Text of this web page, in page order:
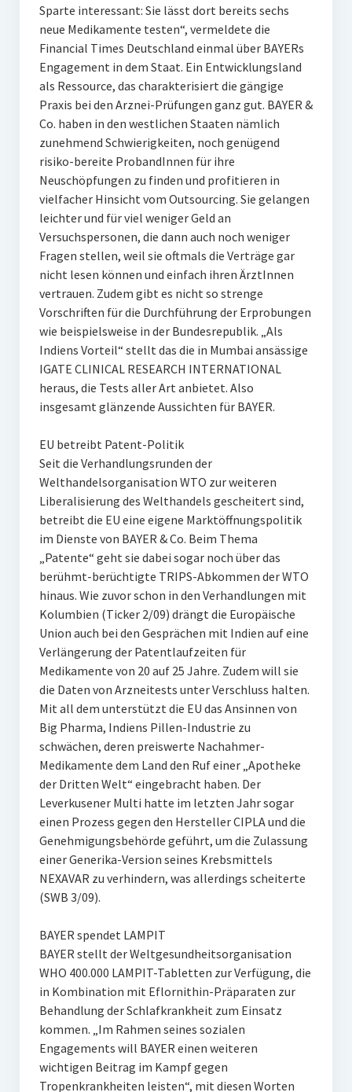
Sparte interessant: Sie lässt dort bereits sechs
neue Medikamente testen“, vermeldete die
Financial Times Deutschland einmal über BAYERs
Engagement in dem Staat. Ein Entwicklungsland
als Ressource, das charakterisiert die gängige
Praxis bei den Arznei-Prüfungen ganz gut. BAYER &
Co. haben in den westlichen Staaten nämlich
zunehmend Schwierigkeiten, noch genügend
risiko-bereite ProbandInnen für ihre
Neuschöpfungen zu finden und profitieren in
vielfacher Hinsicht vom Outsourcing. Sie gelangen
leichter und für viel weniger Geld an
Versuchspersonen, die dann auch noch weniger
Fragen stellen, weil sie oftmals die Verträge gar
nicht lesen können und einfach ihren ÄrztInnen
vertrauen. Zudem gibt es nicht so strenge
Vorschriften für die Durchführung der Erprobungen
wie beispielsweise in der Bundesrepublik. „Als
Indiens Vorteil“ stellt das die in Mumbai ansässige
IGATE CLINICAL RESEARCH INTERNATIONAL
heraus, die Tests aller Art anbietet. Also
insgesamt glänzende Aussichten für BAYER.
EU betreibt Patent-Politik
Seit die Verhandlungsrunden der
Welthandelsorganisation WTO zur weiteren
Liberalisierung des Welthandels gescheitert sind,
betreibt die EU eine eigene Marktöffnungspolitik
im Dienste von BAYER & Co. Beim Thema
„Patente“ geht sie dabei sogar noch über das
berühmt-berüchtigte TRIPS-Abkommen der WTO
hinaus. Wie zuvor schon in den Verhandlungen mit
Kolumbien (Ticker 2/09) drängt die Europäische
Union auch bei den Gesprächen mit Indien auf eine
Verlängerung der Patentlaufzeiten für
Medikamente von 20 auf 25 Jahre. Zudem will sie
die Daten von Arzneitests unter Verschluss halten.
Mit all dem unterstützt die EU das Ansinnen von
Big Pharma, Indiens Pillen-Industrie zu
schwächen, deren preiswerte Nachahmer-
Medikamente dem Land den Ruf einer „Apotheke
der Dritten Welt“ eingebracht haben. Der
Leverkusener Multi hatte im letzten Jahr sogar
einen Prozess gegen den Hersteller CIPLA und die
Genehmigungsbehörde geführt, um die Zulassung
einer Generika-Version seines Krebsmittels
NEXAVAR zu verhindern, was allerdings scheiterte
(SWB 3/09).
BAYER spendet LAMPIT
BAYER stellt der Weltgesundheitsorganisation
WHO 400.000 LAMPIT-Tabletten zur Verfügung, die
in Kombination mit Eflornithin-Präparaten zur
Behandlung der Schlafkrankheit zum Einsatz
kommen. „Im Rahmen seines sozialen
Engagements will BAYER einen weiteren
wichtigen Beitrag im Kampf gegen
Tropenkrankheiten leisten“, mit diesen Worten